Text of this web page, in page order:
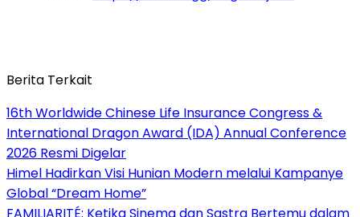
Berita Terkait
16th Worldwide Chinese Life Insurance Congress &
International Dragon Award (IDA) Annual Conference
2026 Resmi Digelar
Himel Hadirkan Visi Hunian Modern melalui Kampanye
Global “Dream Home”